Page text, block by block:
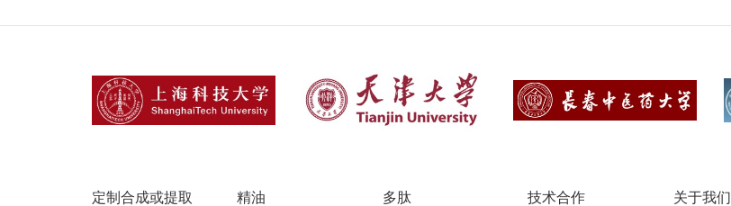
定制合成或提取 精油 多肽 技术合作 关于我们